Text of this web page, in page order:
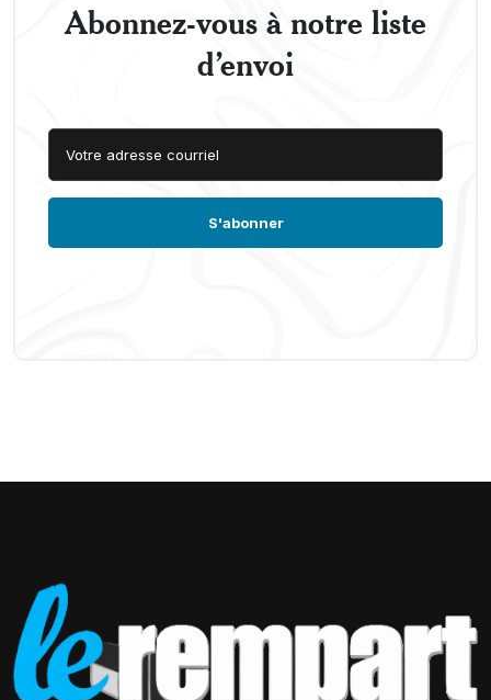
Abonnez-vous à notre liste
d’envoi